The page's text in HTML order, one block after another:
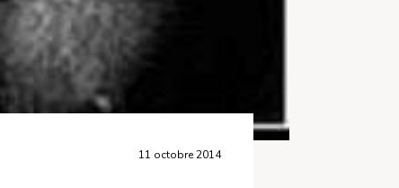
11 octobre 2014